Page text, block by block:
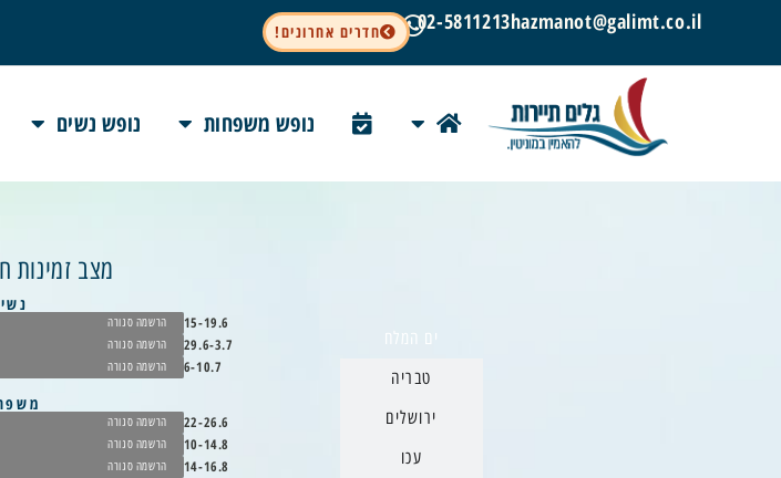
hazmanot@galimt.co.il
02-5811213 חדרים אחרונים!
נופש משפחות נופש נשים
מצב זמינות
ים המלח
טבריה
ירושלים
עכו
15-19.6 הרשמה סגורה
29.6-3.7 הרשמה סגורה
6-10.7 הרשמה סגורה
22-26.6 הרשמה סגורה
10-14.8 הרשמה סגורה
14-16.8 הרשמה סגורה